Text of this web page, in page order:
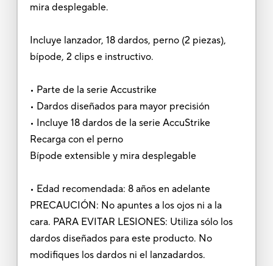
mira desplegable.
Incluye lanzador, 18 dardos, perno (2 piezas),
bípode, 2 clips e instructivo.
• Parte de la serie Accustrike
• Dardos diseñados para mayor precisión
• Incluye 18 dardos de la serie AccuStrike
Recarga con el perno
Bípode extensible y mira desplegable
• Edad recomendada: 8 años en adelante
PRECAUCIÓN: No apuntes a los ojos ni a la
cara. PARA EVITAR LESIONES: Utiliza sólo los
dardos diseñados para este producto. No
modifiques los dardos ni el lanzadardos.